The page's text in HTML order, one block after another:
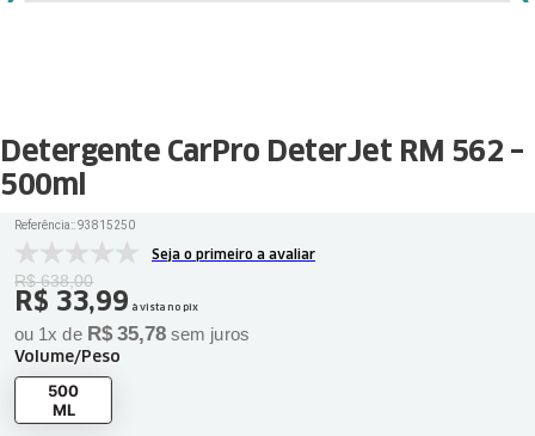
Detergente CarPro DeterJet RM 562 –
500ml
Referência::93815250
Seja o primeiro a avaliar
R$ 638,00
R$ 33,99 à vista no pix
ou 1x de R$ 35,78 sem juros
Volume/Peso
500
ML